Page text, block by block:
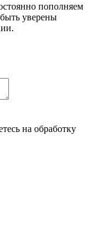
пополняем
уверены
на обработку